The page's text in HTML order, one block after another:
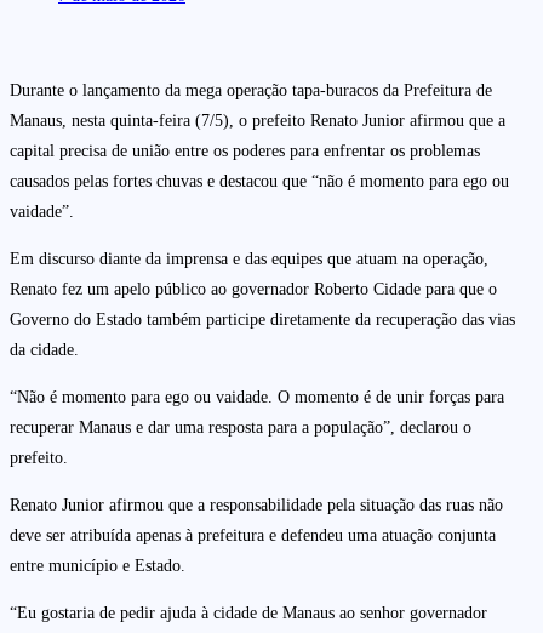
Durante o lançamento da mega operação tapa-buracos da Prefeitura de
Manaus, nesta quinta-feira (7/5), o prefeito Renato Junior afirmou que a
capital precisa de união entre os poderes para enfrentar os problemas
causados pelas fortes chuvas e destacou que “não é momento para ego ou
vaidade”.
Em discurso diante da imprensa e das equipes que atuam na operação,
Renato fez um apelo público ao governador Roberto Cidade para que o
Governo do Estado também participe diretamente da recuperação das vias
da cidade.
“Não é momento para ego ou vaidade. O momento é de unir forças para
recuperar Manaus e dar uma resposta para a população”, declarou o
prefeito.
Renato Junior afirmou que a responsabilidade pela situação das ruas não
deve ser atribuída apenas à prefeitura e defendeu uma atuação conjunta
entre município e Estado.
“Eu gostaria de pedir ajuda à cidade de Manaus ao senhor governador